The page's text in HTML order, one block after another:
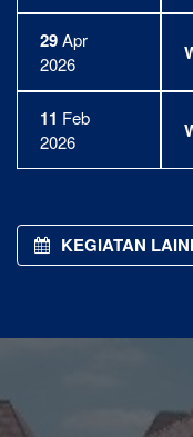
29Apr
2026
11 Feb
2026
KEGIATAN